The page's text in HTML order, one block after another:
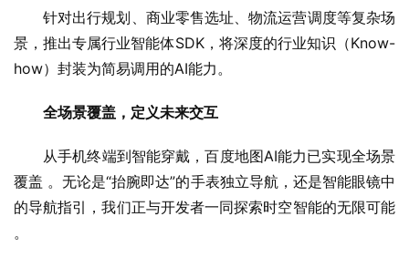
针对出行规划、商业零售选址、物流运营调度等复杂场
景，推出专属行业智能体SDK，将深度的行业知识（Know-
how）封装为简易调用的AI能力。
全场景覆盖，定义未来交互
从手机终端到智能穿戴，百度地图AI能力已实现全场景
覆盖 。无论是“抬腕即达”的手表独立导航，还是智能眼镜中
的导航指引，我们正与开发者一同探索时空智能的无限可能
。